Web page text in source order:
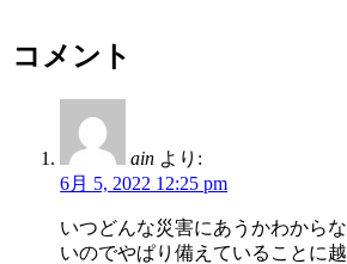
コメント
ain より:
6月 5, 2022 12:25 pm
いつどんな災害にあうかわからな
いのでやぱり備えていることに越